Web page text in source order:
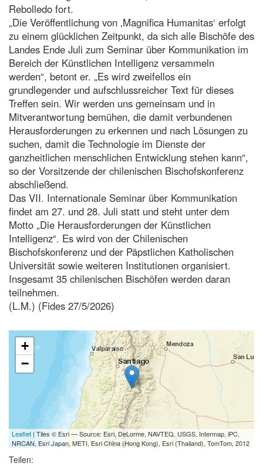
Rebolledo fort.
„Die Veröffentlichung von ‚Magnifica Humanitas‘ erfolgt
zu einem glücklichen Zeitpunkt, da sich alle Bischöfe des
Landes Ende Juli zum Seminar über Kommunikation im
Bereich der Künstlichen Intelligenz versammeln
werden“, betont er. „Es wird zweifellos ein
grundlegender und aufschlussreicher Text für dieses
Treffen sein. Wir werden uns gemeinsam und in
Mitverantwortung bemühen, die damit verbundenen
Herausforderungen zu erkennen und nach Lösungen zu
suchen, damit die Technologie im Dienste der
ganzheitlichen menschlichen Entwicklung stehen kann“,
so der Vorsitzende der chilenischen Bischofskonferenz
abschließend.
Das VII. Internationale Seminar über Kommunikation
findet am 27. und 28. Juli statt und steht unter dem
Motto „Die Herausforderungen der Künstlichen
Intelligenz“. Es wird von der Chilenischen
Bischofskonferenz und der Päpstlichen Katholischen
Universität sowie weiteren Institutionen organisiert.
Insgesamt 35 chilenischen Bischöfen werden daran
teilnehmen.
(L.M.) (Fides 27/5/2026)
+
−
Leaflet | Tiles © Esri — Source: Esri, DeLorme, NAVTEQ, USGS, Intermap, iPC,
NRCAN, Esri Japan, METI, Esri China (Hong Kong), Esri (Thailand), TomTom, 2012
Teilen: